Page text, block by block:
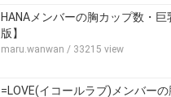
HANAメンバーの胸カップ数・
版】
maru.wanwan / 33215 view
=LOVE(イコールラブ)メンバー